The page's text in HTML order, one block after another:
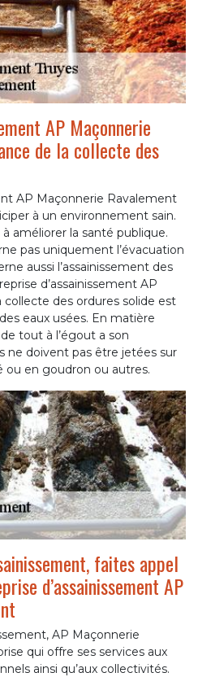
AP Maçonnerie
de la collecte des
AP Maçonnerie Ravalement
à un environnement sain.
améliorer la santé publique.
pas uniquement l’évacuation
aussi l’assainissement des
d’assainissement AP
des ordures solide est
eaux usées. En matière
tout à l’égout a son
ne doivent pas être jetées sur
ou en goudron ou autres.
faites appel
d’assainissement AP
AP Maçonnerie
qui offre ses services aux
ainsi qu’aux collectivités.